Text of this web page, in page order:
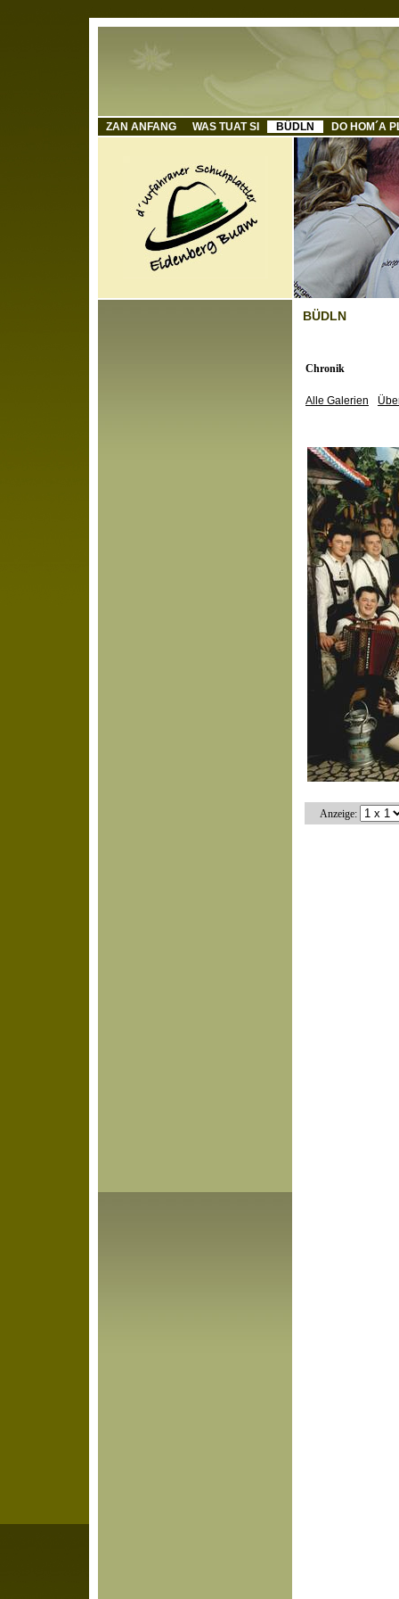
ZAN ANFANG WAS TUAT SI BÜDLN DO HOM´A
BÜDLN
Chronik
Alle Galerien
Anzeige: